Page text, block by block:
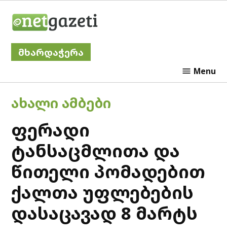
მხარდაჭერა
Menu
POSTED
ᲐᲮᲐᲚᲘ ᲐᲛᲑᲔᲑᲘ
ფერადი
ტანსაცმლითა და
წითელი პომადებით
ქალთა უფლებების
დასაცავად 8 მარტს